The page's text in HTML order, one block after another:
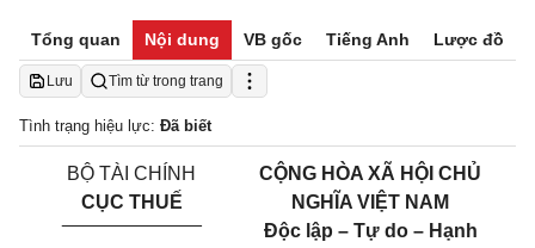
Tổng quan Nội dung VB gốc Tiếng Anh Lược đồ
Lưu Tìm từ trong trang
Tình trạng hiệu lực: Đã biết
BỘ TÀI CHÍNH
CỤC THUẾ
_____________
CỘNG HÒA XÃ HỘI CHỦ
NGHĨA VIỆT NAM
Độc lập – Tự do – Hạnh